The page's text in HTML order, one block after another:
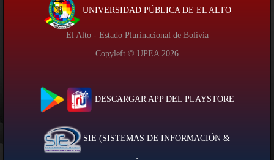
UNIVERSIDAD PÚBLICA DE EL ALTO
El Alto - Estado Plurinacional de Bolivia
Copyleft © UPEA 2026
DESCARGAR APP DEL PLAYSTORE
SIE (SISTEMAS DE INFORMACIÓN &